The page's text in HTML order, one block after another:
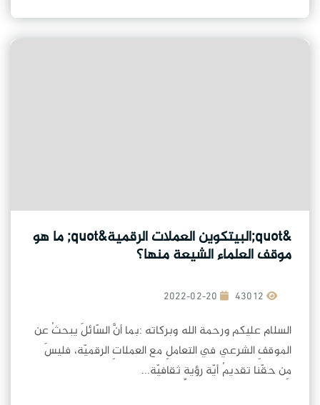
&quot;البيتكوين العملات الرقمية&quot; ما هو
موقف العلماء الشيعة منها؟
2022-02-20
السلام عليكم ورحمة الله وبركاته :بما أنَّ السّائلَ يبحثُ عن
الموقفِ الشرعي في التعاملِ مع العملاتِ الرقميّة، فليسَ
مِن حقّنا تقديمُ أيّة رؤيةٍ ثقافيّة...